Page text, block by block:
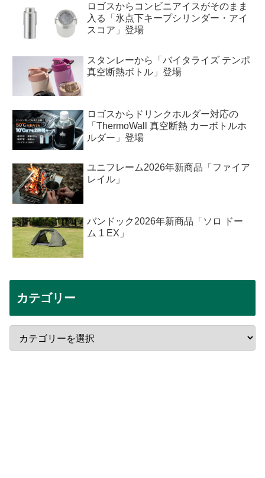
ロゴスからコンビニアイスがそのまま
入る「氷点下キープシリンダー・アイ
スコア」登場
スタンレーから「バイタライズ テンポ
真空断熱ボトル」登場
ロゴスからドリンクホルダー対応の
「ThermoWall 真空断熱 カーボトルホ
ルダー」登場
ユニフレーム2026年新商品「ファイア
レイル」
バンドック2026年新商品「ソロ ドー
ム 1 EX」
カテゴリー